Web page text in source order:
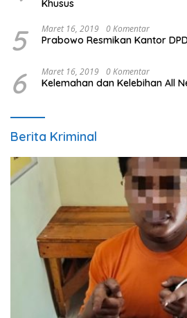
Khusus
5 Maret 16, 2019 0 Komentar
Prabowo Resmikan Kantor
6 Maret 16, 2019 0 Komentar
Kelemahan dan Kelebihan All
Berita Kriminal